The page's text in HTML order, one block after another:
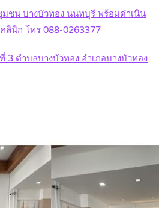
มชน บางบัวทอง นนทบุรี พร้อมดำเนิน
ลินิก โทร 088-0263377
3 ตำบลบางบัวทอง อำเภอบางบัวทอง